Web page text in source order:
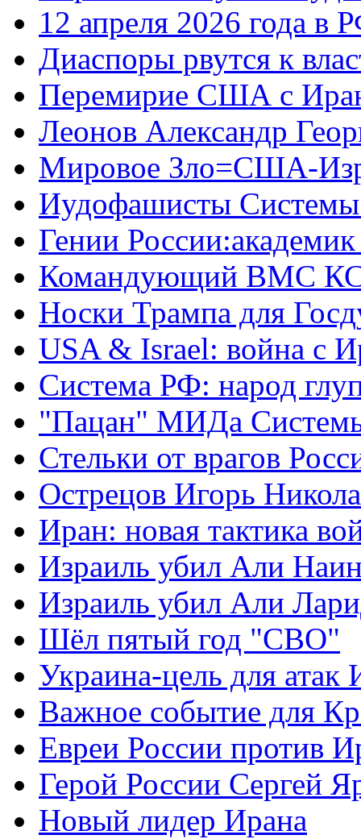
12 апреля 2026 года в
Диаспоры рвутся к
Перемирие США с
Леонов Александр
Мировое Зло=США-
Иудофашисты
Гении
Командующий ВМС
Носки Трампа для
USA & Israel: война с
Система РФ: народ
"Пацан" МИДа
Стельки от врагов
Острецов Игорь
Иран: новая тактика
Израиль убил Али
Израиль убил Али
Шёл пятый год "СВО"
Украина-цель для атак
Важное событие для
Евреи России против
Герой России Сергей
Новый лидер Ирана